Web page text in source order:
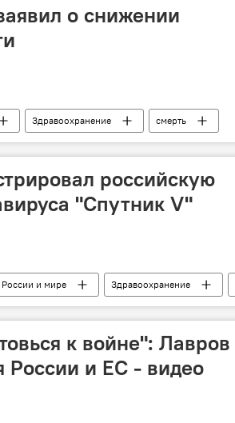
о снижении
Здравоохранение смерть
российскую
"Спутник V"
России и мире Здравоохранение
к войне": Лавров
России и ЕС - видео